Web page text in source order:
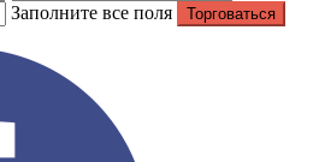
Заполните все поля